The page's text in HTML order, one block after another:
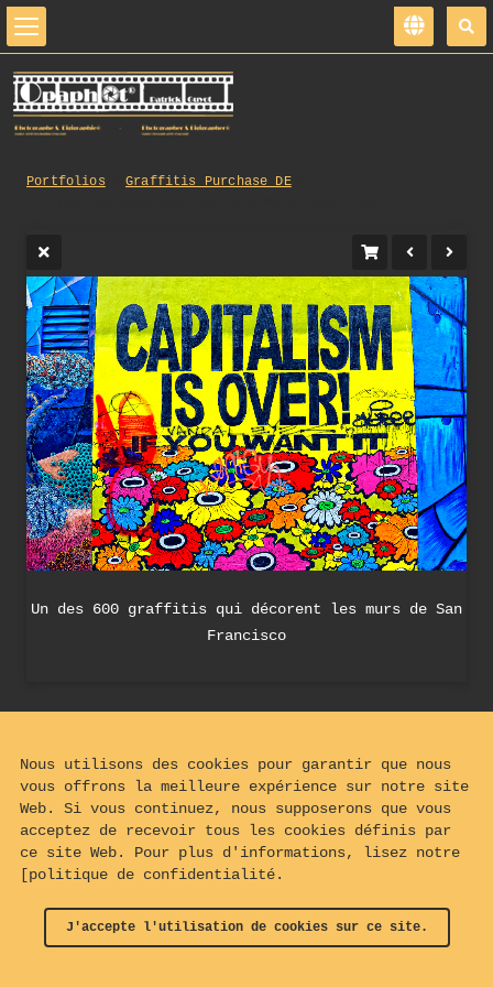
Portfolios
Graffitis_Purchase_DE
Un des 600 graffitis qui décorent les murs de San
Francisco
Nous utilisons des cookies pour garantir que nous
vous offrons la meilleure expérience sur notre site
Web. Si vous continuez, nous supposerons que vous
acceptez de recevoir tous les cookies définis par
ce site Web. Pour plus d'informations, lisez notre
[politique de confidentialité.
J'accepte l'utilisation de cookies sur ce site.